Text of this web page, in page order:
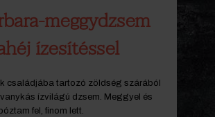
meggydzsem
ízesítéssel
családjába tartozó zöldség szárából
ízvilágú dzsem. Meggyel és
fel, finom lett.